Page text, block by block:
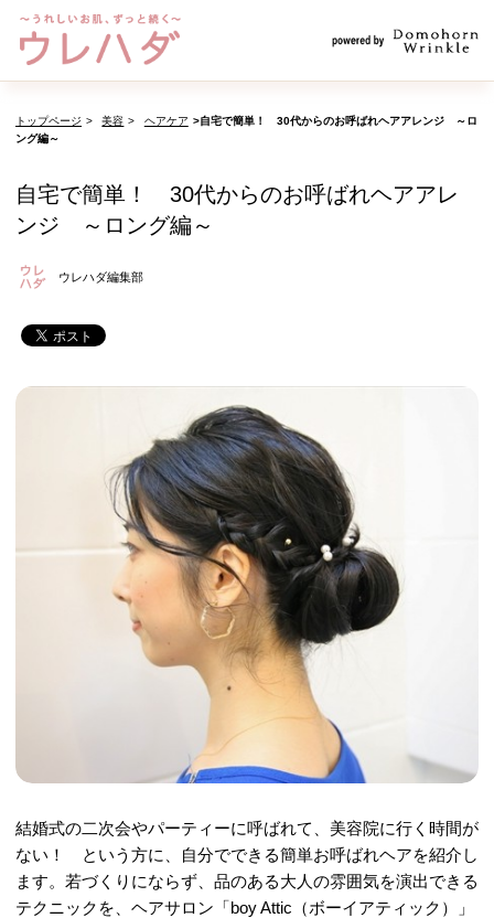
トップページ 美容 ヘアケア
自宅で簡単！ 30代からのお呼ばれヘアアレンジ ～ロ
ング編～
自宅で簡単！ 30代からのお呼ばれヘアアレ
ンジ ～ロング編～
ウレハダ編集部
結婚式の二次会やパーティーに呼ばれて、美容院に行く時間が
ない！ という方に、自分でできる簡単お呼ばれヘアを紹介し
ます。若づくりにならず、品のある大人の雰囲気を演出できる
テクニックを、ヘアサロン「boy Attic（ボーイアティック）」